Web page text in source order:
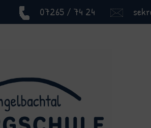
07265 / 74 24